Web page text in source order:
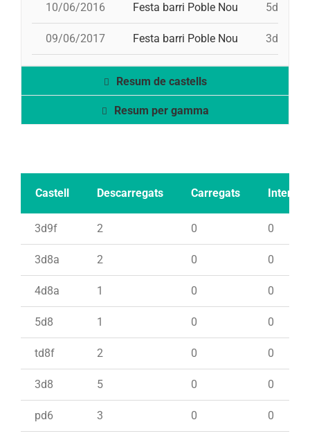
10/06/2016 Festa barri Poble Nou 5d8,
09/06/2017 Festa barri Poble Nou 3d8a,
Resum de castells
Resum per gamma
Castell Descarregats Carregats Intents
3d9f 2 0 0
3d8a 2 0 0
4d8a 1 0 0
5d8 1 0 0
td8f 2 0 0
3d8 5 0 0
pd6 3 0 0